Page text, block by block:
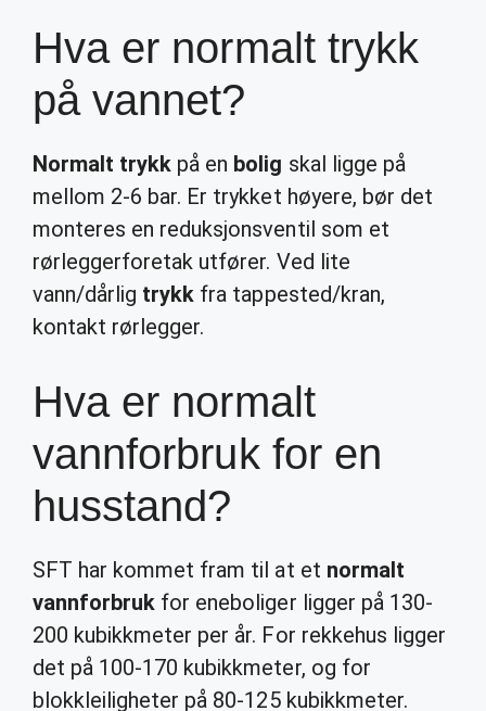
Hva er normalt trykk
på vannet?
Normalt trykk på en bolig skal ligge på
mellom 2-6 bar. Er trykket høyere, bør det
monteres en reduksjonsventil som et
rørleggerforetak utfører. Ved lite
vann/dårlig trykk fra tappested/kran,
kontakt rørlegger.
Hva er normalt
vannforbruk for en
husstand?
SFT har kommet fram til at et normalt
vannforbruk for eneboliger ligger på 130-
200 kubikkmeter per år. For rekkehus ligger
det på 100-170 kubikkmeter, og for
blokkleiligheter på 80-125 kubikkmeter.